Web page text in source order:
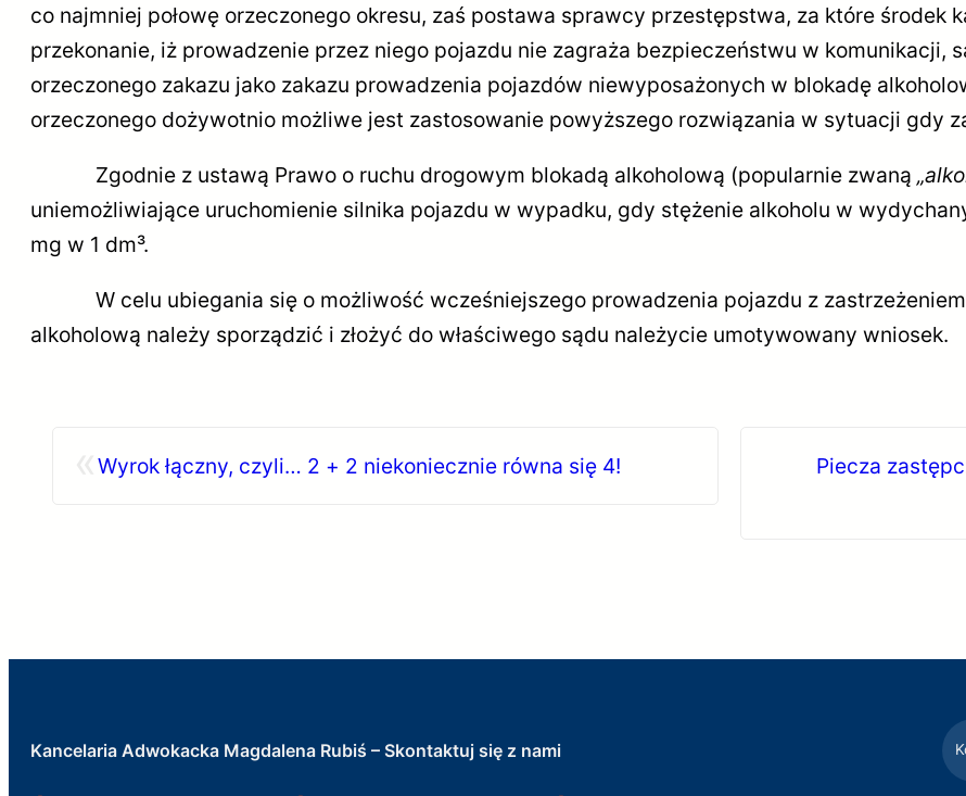
co najmniej połowę orzeczonego okresu, zaś postawa sprawcy przestępstwa, za które środek
przekonanie, iż prowadzenie przez niego pojazdu nie zagraża bezpieczeństwu w komunikacji,
orzeczonego zakazu jako zakazu prowadzenia pojazdów niewyposażonych w blokadę
orzeczonego dożywotnio możliwe jest zastosowanie powyższego rozwiązania w sytuacji gdy
Zgodnie z ustawą Prawo o ruchu drogowym blokadą alkoholową (popularnie zwaną
uniemożliwiające uruchomienie silnika pojazdu w wypadku, gdy stężenie alkoholu w
mg w 1 dm³.
W celu ubiegania się o możliwość wcześniejszego prowadzenia pojazdu z
alkoholową należy sporządzić i złożyć do właściwego sądu należycie umotywowany wniosek.
Wyrok łączny, czyli… 2 + 2 niekoniecznie równa się 4!
Piecza
Kancelaria Adwokacka Magdalena Rubiś – Skontaktuj się z nami